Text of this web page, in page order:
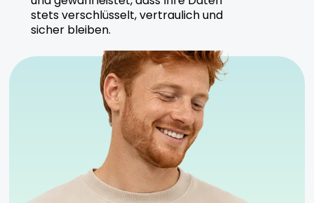
stets verschlüsselt, vertraulich und
sicher bleiben.